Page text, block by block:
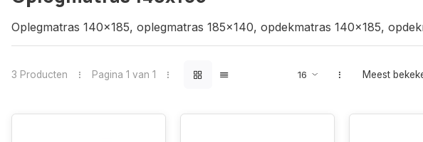
Oplegmatras 140x185, oplegmatras 185x140, opdekmatras 140x185,
topmatras 185x140, topper 140x185, topper 185x140
3 Producten Pagina 1 van 1 Meest